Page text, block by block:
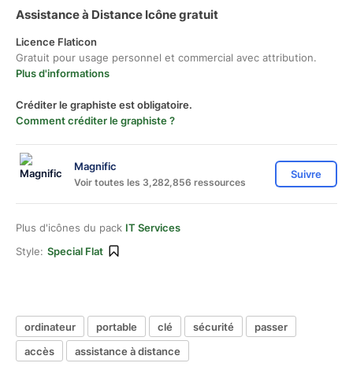
Assistance à Distance Icône gratuit
Licence Flaticon
Gratuit pour usage personnel et commercial avec attribution.
Plus d'informations
Créditer le graphiste est obligatoire.
Comment créditer le graphiste ?
Magnific
Voir toutes les 3,282,856 ressources
Suivre
Plus d'icônes du pack IT Services
Style: Special Flat
ordinateur portable clé sécurité
passer
accès
assistance à distance